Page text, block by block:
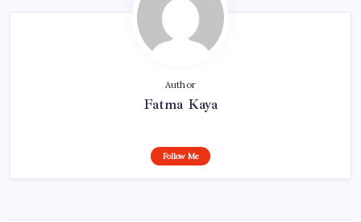
Author
Fatma Kaya
Follow Me